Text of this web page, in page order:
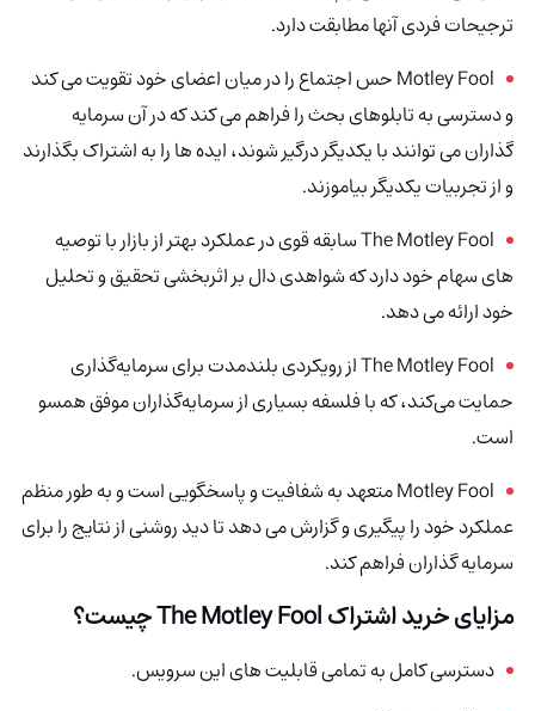
ترجیحات فردی آنها مطابقت دارد.
Motley Fool حس اجتماع را در میان اعضای خود تقویت می کند
و دسترسی به تابلوهای بحث را فراهم می کند که در آن سرمایه
گذاران می توانند با یکدیگر درگیر شوند، ایده ها را به اشتراک بگذارند
و از تجربیات یکدیگر بیاموزند.
The Motley Fool سابقه قوی در عملکرد بهتر از بازار با توصیه
های سهام خود دارد که شواهدی دال بر اثربخشی تحقیق و تحلیل
خود ارائه می دهد.
The Motley Foolاز رویکردی بلندمدت برای سرمایه‌گذاری
حمایت می‌کند، که با فلسفه بسیاری از سرمایه‌گذاران موفق همسو
است.
Motley Fool متعهد به شفافیت و پاسخگویی است و به طور منظم
عملکرد خود را پیگیری و گزارش می دهد تا دید روشنی از نتایج را برای
سرمایه گذاران فراهم کند.
مزایای خرید اشتراک The Motley Fool چیست؟
دسترسی کامل به تمامی قابلیت های این سرویس.